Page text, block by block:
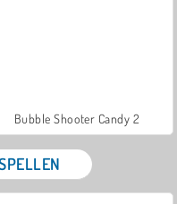
Bubble Shooter Candy 2